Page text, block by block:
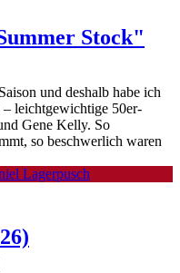
Stock"
und deshalb habe ich
leichtgewichtige 50er-
Gene Kelly. So
so beschwerlich waren